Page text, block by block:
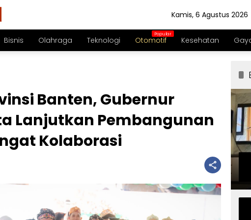
Kamis, 6 Agustus 2026
Bisnis Olahraga Teknologi Otomotif Kesehatan
Banten, Gubernur
Lanjutkan Pembangunan
Kolaborasi